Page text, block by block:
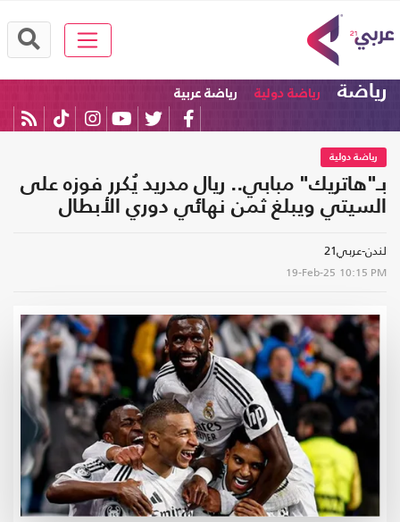
رياضة رياضة دولية رياضة عربية
رياضة دولية
بـ"هاتريك" مبابي.. ريال مدريد يُكرر فوزه على
السيتي ويبلغ ثمن نهائي دوري الأبطال
لندن-عربي21
19-Feb-25 10:15 PM